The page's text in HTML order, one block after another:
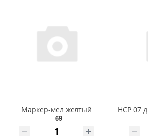
Маркер-мел желтый
69